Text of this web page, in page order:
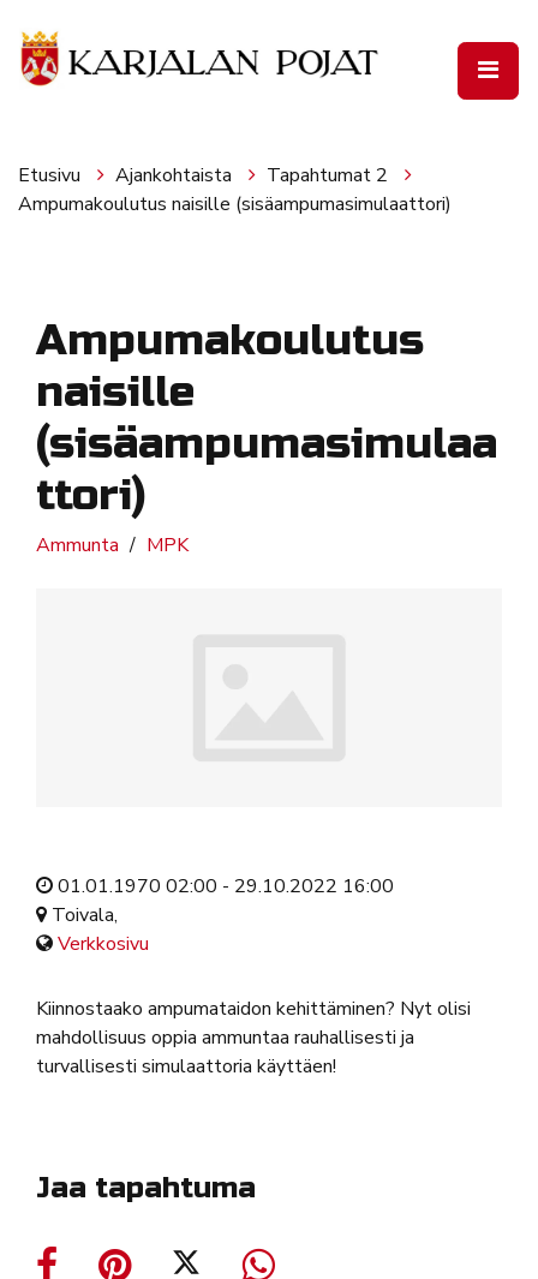
Etusivu Ajankohtaista
Tapahtumat 2
Ampumakoulutus naisille (sisäampumasimulaattori)
Ampumakoulutus
naisille
(sisäampumasimulaa
ttori)
Ammunta MPK
01.01.1970 02:00 - 29.10.2022 16:00
Toivala,
Verkkosivu
Kiinnostaako ampumataidon kehittäminen? Nyt olisi
mahdollisuus oppia ammuntaa rauhallisesti ja
turvallisesti simulaattoria käyttäen!
Jaa tapahtuma